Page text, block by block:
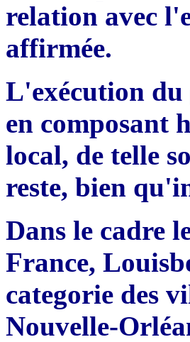
relation avec
affirmée.
L'exécution
en composant
local, de telle
reste, bien
Dans le cadre
France, Lou
categorie des
Nouvelle-